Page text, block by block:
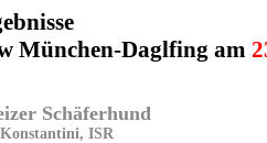
München-Daglfing am
Schäferhund
ISR